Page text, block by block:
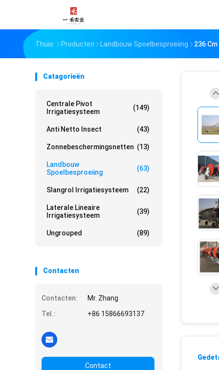
Thuis Producten Landbouw Spoelbesproeiing 236
Catagorieën
Centrale Pivot
Irrigatiesysteem
(149)
Anti Netto Insect (43)
Zonnebeschermingsnetten (13)
Landbouw
Spoelbesproeiing
(63)
Slangrol Irrigatiesysteem (22)
Laterale Lineaire
Irrigatiesysteem
(39)
Ungrouped (89)
Contacten
Contacten:
Mr. Zhang
Tel.:
+86 15866693137
Contact